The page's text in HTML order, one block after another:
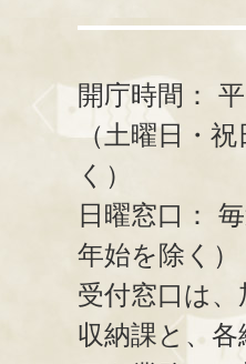
開庁時間：
（土曜日・
く）
日曜窓口：
年始を除く）
受付窓口は
収納課と、 各